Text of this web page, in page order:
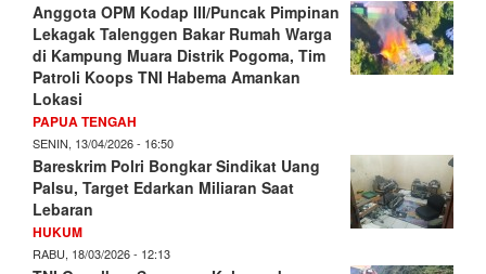
Anggota OPM Kodap III/Puncak Pimpinan
Lekagak Talenggen Bakar Rumah Warga
di Kampung Muara Distrik Pogoma, Tim
Patroli Koops TNI Habema Amankan
Lokasi
PAPUA TENGAH
SENIN, 13/04/2026 - 16:50
Bareskrim Polri Bongkar Sindikat Uang
Palsu, Target Edarkan Miliaran Saat
Lebaran
HUKUM
RABU, 18/03/2026 - 12:13